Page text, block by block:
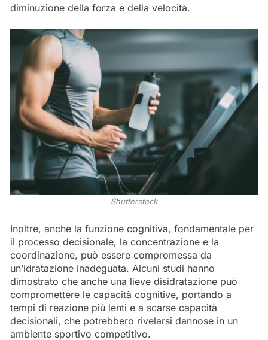
diminuzione della forza e della velocità.
Shutterstock
Inoltre, anche la funzione cognitiva, fondamentale per
il processo decisionale, la concentrazione e la
coordinazione, può essere compromessa da
un’idratazione inadeguata. Alcuni studi hanno
dimostrato che anche una lieve disidratazione può
compromettere le capacità cognitive, portando a
tempi di reazione più lenti e a scarse capacità
decisionali, che potrebbero rivelarsi dannose in un
ambiente sportivo competitivo.